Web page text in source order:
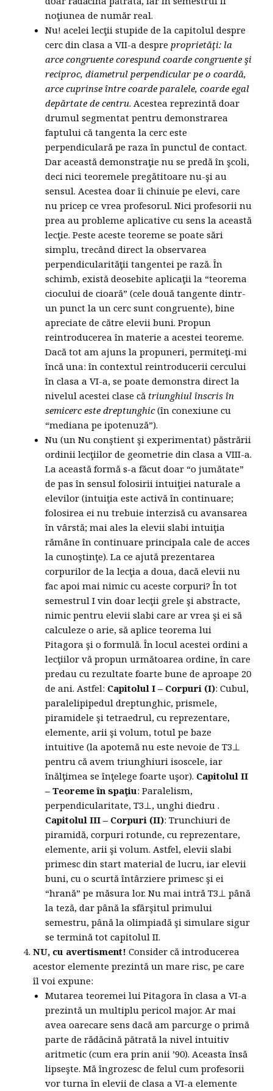
noţiunea de număr real.
Nu! acelei lecţii stupide de la capitolul despre
cerc din clasa a VII-a despreproprietăţi: la
arce congruente corespund coarde congruente şi
reciproc, diametrul perpendicular pe o coardă,
arce cuprinse între coarde paralele, coarde egal
depărtate de centru. Acestea reprezintă doar
drumul segmentat pentru demonstrarea
faptului că tangenta la cerc este
perpendiculară pe raza în punctul de contact.
Dar această demonstraţie nu se predă în şcoli,
deci nici teoremele pregătitoare nu-şi au
sensul. Acestea doar îi chinuie pe elevi, care
nu pricep ce vrea profesorul. Nici profesorii nu
prea au probleme aplicative cu sens la această
lecţie. Peste aceste teoreme se poate sări
simplu, trecând direct la observarea
perpendicularităţii tangentei pe rază. În
schimb, există deosebite aplicaţii la “teorema
ciocului de cioară” (cele două tangente dintr-
un punct la un cerc sunt congruente), bine
apreciate de către elevii buni. Propun
reintroducerea în materie a acestei teoreme.
Dacă tot am ajuns la propuneri, permiteţi-mi
încă una: în contextul reintroducerii cercului
în clasa a VI-a, se poate demonstra direct la
nivelul acestei clase că triunghiul înscris în
semicerc este dreptunghic(în conexiune cu
“mediana pe ipotenuză”).
Nu (un Nu conştient şi experimentat) păstrării
ordinii lecţiilor de geometrie din clasa a VIII-a.
La această formă s-a făcut doar “o jumătate”
de pas în sensul folosirii intuiţiei naturale a
elevilor (intuiţia este activă în continuare;
folosirea ei nu trebuie interzisă cu avansarea
în vârstă; mai ales la elevii slabi intuiţia
rămâne în continuare principala cale de acces
la cunoştinţe). La ce ajută prezentarea
corpurilor de la lecţia a doua, dacă elevii nu
fac apoi mai nimic cu aceste corpuri? În tot
semestrul I vin doar lecţii grele şi abstracte,
nimic pentru elevii slabi care ar vrea şi ei să
calculeze o arie, să aplice teorema lui
Pitagora şi o formulă. În locul acestei ordini a
lecţiilor vă propun următoarea ordine, în care
predau cu rezultate foarte bune de aproape 20
de ani. Astfel: Capitolul I – Corpuri (I): Cubul,
paralelipipedul dreptunghic, prismele,
piramidele şi tetraedrul, cu reprezentare,
elemente, arii şi volum, totul pe baze
intuitive (la apotemă nu este nevoie de T3⊥
pentru că avem triunghiuri isoscele, iar
înălţimea se înţelege foarte uşor). Capitolul II
– Teoreme în spaţiu: Paralelism,
perpendicularitate, T3⊥, unghi diedru .
Capitolul III – Corpuri (II): Trunchiuri de
piramidă, corpuri rotunde, cu reprezentare,
elemente, arii şi volum. Astfel, elevii slabi
primesc din start material de lucru, iar elevii
buni, cu o scurtă întârziere primesc şi ei
“hrană” pe măsura lor. Nu mai intră T3⊥ până
la teză, dar până la sfârşitul primului
semestru, până la olimpiadă şi simulare sigur
se termină tot capitolul II.
NU, cu avertisment! Consider că introducerea
acestor elemente prezintă un mare risc, pe care
îl voi expune:
Mutarea teoremei lui Pitagora în clasa a VI-a
prezintă un multiplu pericol major. Ar mai
avea oarecare sens dacă am parcurge o primă
parte de rădăcină pătrată la nivel intuitiv
aritmetic (cum era prin anii ’90). Aceasta însă
lipseşte. Mă îngrozesc de felul cum profesorii
vor turna în elevii de clasa a VI-a elemente